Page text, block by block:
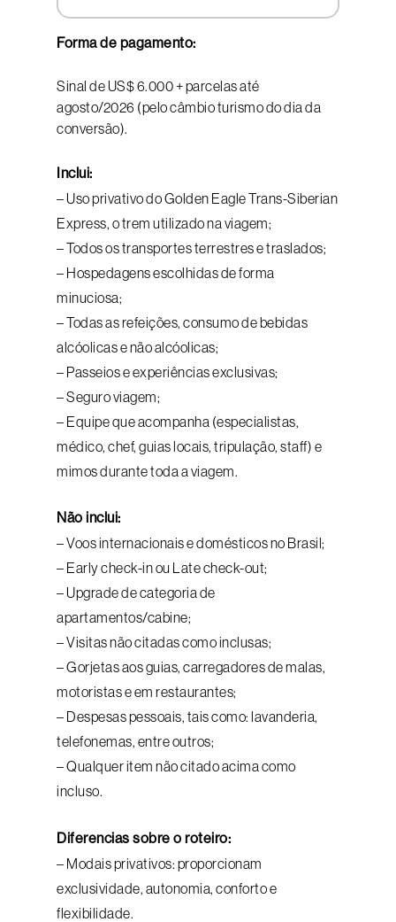
Forma de pagamento:
Sinal de US$ 6.000 + parcelas até
agosto/2026 (pelo câmbio turismo do dia da
conversão).
Inclui:
– Uso privativo do Golden Eagle Trans-Siberian
Express, o trem utilizado na viagem;
– Todos os transportes terrestres e traslados;
– Hospedagens escolhidas de forma
minuciosa;
– Todas as refeições, consumo de bebidas
alcóolicas e não alcóolicas;
– Passeios e experiências exclusivas;
– Seguro viagem;
– Equipe que acompanha (especialistas,
médico, chef, guias locais, tripulação, staff) e
mimos durante toda a viagem.
Não inclui:
– Voos internacionais e domésticos no Brasil;
– Early check-in ou Late check-out;
– Upgrade de categoria de
apartamentos/cabine;
– Visitas não citadas como inclusas;
– Gorjetas aos guias, carregadores de malas,
motoristas e em restaurantes;
– Despesas pessoais, tais como: lavanderia,
telefonemas, entre outros;
– Qualquer item não citado acima como
incluso.
Diferencias sobre o roteiro:
– Modais privativos: proporcionam
exclusividade, autonomia, conforto e
flexibilidade.